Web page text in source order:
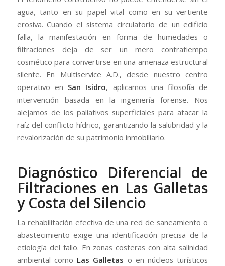
agua, tanto en su papel vital como en su vertiente
erosiva. Cuando el sistema circulatorio de un edificio
falla, la manifestación en forma de humedades o
filtraciones deja de ser un mero contratiempo
cosmético para convertirse en una amenaza estructural
silente. En Multiservice A.D., desde nuestro centro
operativo en San Isidro, aplicamos una filosofía de
intervención basada en la ingeniería forense. Nos
alejamos de los paliativos superficiales para atacar la
raíz del conflicto hídrico, garantizando la salubridad y la
revalorización de su patrimonio inmobiliario.
Diagnóstico Diferencial de
Filtraciones en Las Galletas
y Costa del Silencio
La rehabilitación efectiva de una red de saneamiento o
abastecimiento exige una identificación precisa de la
etiología del fallo. En zonas costeras con alta salinidad
ambiental como Las Galletas o en núcleos turísticos